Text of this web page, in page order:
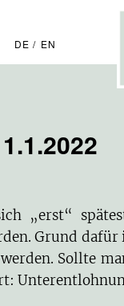
DE EN
„erst“
Grund
Sollte